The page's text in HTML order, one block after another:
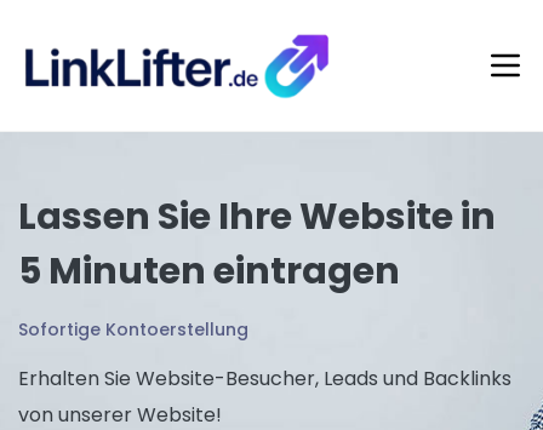
Lassen Sie Ihre Website in
5 Minuten eintragen
Sofortige Kontoerstellung
Erhalten Sie Website-Besucher, Leads und Backlinks
von unserer Website!